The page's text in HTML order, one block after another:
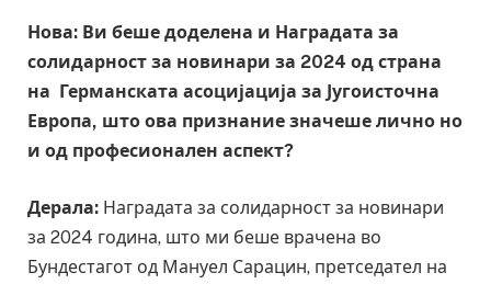
Нова: Ви беше доделена и Наградата за
солидарност за новинари за 2024 од страна
на Германската асоцијација за Југоисточна
Европа, што ова признание значеше лично но
и од професионален аспект?
Дерала: Наградата за солидарност за новинари
за 2024 година, што ми беше врачена во
Бундестагот од Мануел Сарацин, претседател на